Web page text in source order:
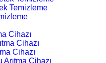
Temizleme
Cihazı
Cihazı
Cihazı
Cihazı